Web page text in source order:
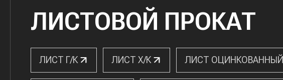
ЛИСТОВОЙ ПРОКАТ
ЛИСТ Г/К ЛИСТ Х/К ЛИСТ ОЦИНКОВАННЫЙ